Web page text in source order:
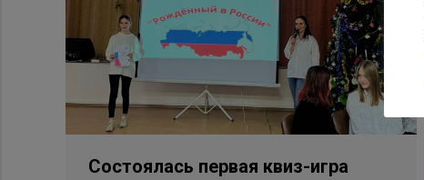
Состоялась первая квиз-игра